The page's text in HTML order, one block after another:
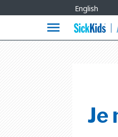
English
menu
Je